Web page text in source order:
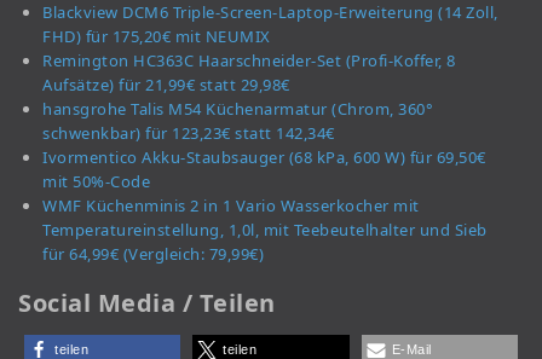
Blackview DCM6 Triple-Screen-Laptop-Erweiterung (14 Zoll,
FHD) für 175,20€ mit NEUMIX
Remington HC363C Haarschneider-Set (Profi-Koffer, 8
Aufsätze) für 21,99€ statt 29,98€
hansgrohe Talis M54 Küchenarmatur (Chrom, 360°
schwenkbar) für 123,23€ statt 142,34€
Ivormentico Akku-Staubsauger (68 kPa, 600 W) für 69,50€
mit 50%-Code
WMF Küchenminis 2 in 1 Vario Wasserkocher mit
Temperatureinstellung, 1,0l, mit Teebeutelhalter und Sieb
für 64,99€ (Vergleich: 79,99€)
Social Media / Teilen
teilen teilen E-Mail